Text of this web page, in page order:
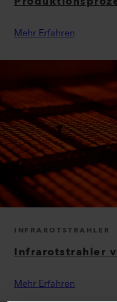
Mehr Erfahren
INFRAROTSTRAHLER
Infrarotstrahler
Mehr Erfahren